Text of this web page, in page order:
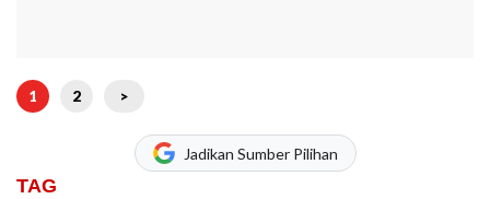
1 2 >
Jadikan Sumber Pilihan
TAG